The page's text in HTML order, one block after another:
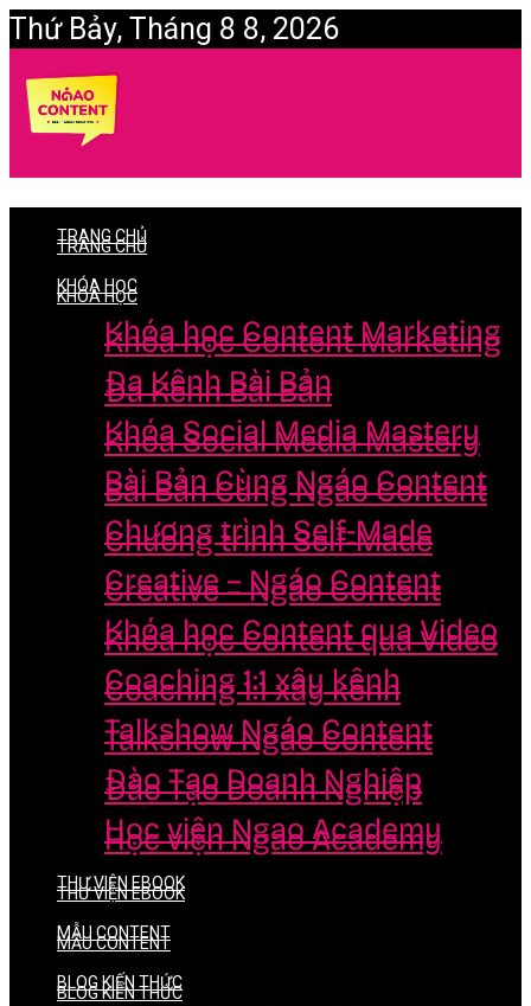
Thứ Bảy, Tháng 8 8, 2026
Login
TRANG CHỦ
KHÓA HỌC
Khóa học Content Marketing
Đa Kênh Bài Bản
Khóa Social Media Mastery
Bài Bản Cùng Ngáo Content
Chương trình Self-Made
Creative – Ngáo Content
Khóa học Content qua Video
Coaching 1:1 xây kênh
Talkshow Ngáo Content
Đào Tạo Doanh Nghiệp
Học viện Ngao Academy
THƯ VIỆN EBOOK
MẪU CONTENT
BLOG KIẾN THỨC
TRANG CHỦ
KHÓA HỌC
Khóa học Content Marketing
Đa Kênh Bài Bản
Khóa Social Media Mastery
Bài Bản Cùng Ngáo Content
Chương trình Self-Made
Creative – Ngáo Content
Khóa học Content qua Video
Coaching 1:1 xây kênh
Talkshow Ngáo Content
Đào Tạo Doanh Nghiệp
Học viện Ngao Academy
THƯ VIỆN EBOOK
MẪU CONTENT
BLOG KIẾN THỨC